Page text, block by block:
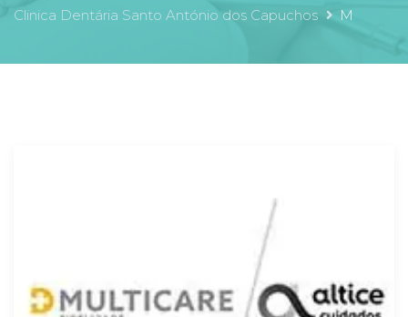
Clinica Dentária Santo António dos Capuchos M